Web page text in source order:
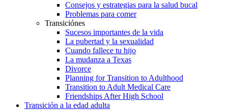
Consejos y estrategias para la salud bucal
Problemas para comer
Transiciónes
Sucesos importantes de la vida
La pubertad y la sexualidad
Cuando fallece tu hijo
La mudanza a Texas
Divorce
Planning for Transition to Adulthood
Transition to Adult Medical Care
Friendships After High School
Transición a la edad adulta